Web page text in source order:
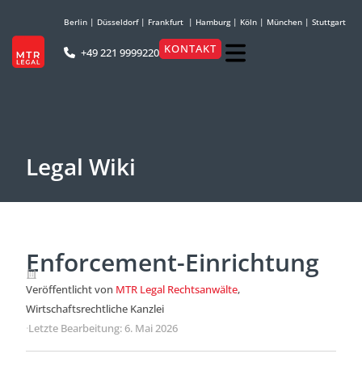
Berlin | Düsseldorf| Frankfurt | Hamburg| Köln | München | Stuttgart
+49 221 9999220 KONTAKT
Legal Wiki
Enforcement-Einrichtung
Veröffentlicht von MTR Legal Rechtsanwälte,
Wirtschaftsrechtliche Kanzlei
·Letzte Bearbeitung: 6. Mai 2026